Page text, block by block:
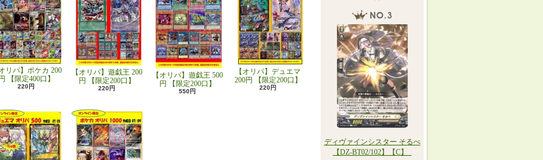
リパ】ポケカ 200
【限定400口】
220円
【オリパ】遊戯王 200
円 【限定200口】
220円
【オリパ】遊戯王 500
円 【限定200口】
550円
【オリパ】デュエマ
200円 【限定200口】
220円
ディヴァインシスター そるべ
【DZ-BT02/102】【C】_